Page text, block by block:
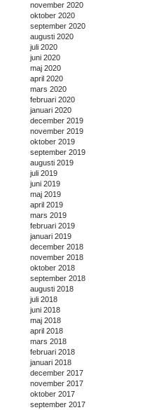
november 2020
oktober 2020
september 2020
augusti 2020
juli 2020
juni 2020
maj 2020
april 2020
mars 2020
februari 2020
januari 2020
december 2019
november 2019
oktober 2019
september 2019
augusti 2019
juli 2019
juni 2019
maj 2019
april 2019
mars 2019
februari 2019
januari 2019
december 2018
november 2018
oktober 2018
september 2018
augusti 2018
juli 2018
juni 2018
maj 2018
april 2018
mars 2018
februari 2018
januari 2018
december 2017
november 2017
oktober 2017
september 2017